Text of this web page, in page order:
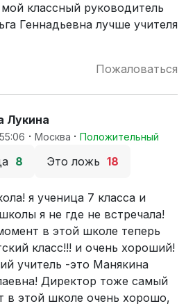
классный руководитель
Геннадьевна лучше учителя
Пожаловаться
Лукина
· Москва · Положительный
8 Это ложь 18
я ученица 7 класса и
я не где не встречала!
в этой школе теперь
класс!!! и очень хороший!
учитель -это Манякина
Директор тоже самый
в этой школе очень хорошо,